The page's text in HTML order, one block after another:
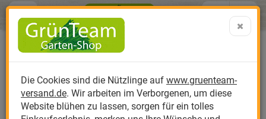
Produktkatalog
Anzucht
Nützlinge Nützlinge gegen
Biplantol
Gemüsegarten
Aktuelle Themen
Sparsets / Set-
0 ARTIKEL IM WARENKORB
Ergebnisse () Fertig
Menü Search
Die Cookies sind die Nützlinge auf www.gruenteam-
versand.de. Wir arbeiten im Verborgenen, um diese
Website blühen zu lassen, sorgen für ein tolles